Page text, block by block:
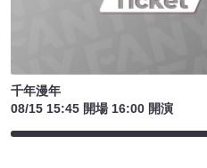
千年漫年
08/15 15:45 開場 16:00 開演